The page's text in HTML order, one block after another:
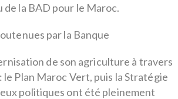
la BAD pour le Maroc.
par la Banque
de son agriculture à travers
Plan Maroc Vert, puis la Stratégie
politiques ont été pleinement